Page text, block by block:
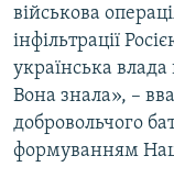
військова
інфільтрації
українська влада
Вона знала», –
добровольчого
формуванням